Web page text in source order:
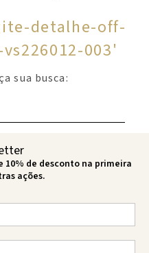
detalhe-off-
003'
sua busca:
10% de desconto na primeira
ações.